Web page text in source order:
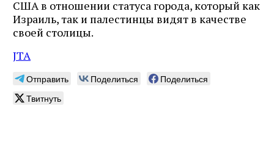
США в отношении статуса города, который как
Израиль, так и палестинцы видят в качестве
своей столицы.
JTA
Отправить Поделиться
Поделиться
Твитнуть